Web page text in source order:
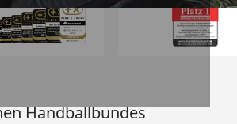
Handballbundes